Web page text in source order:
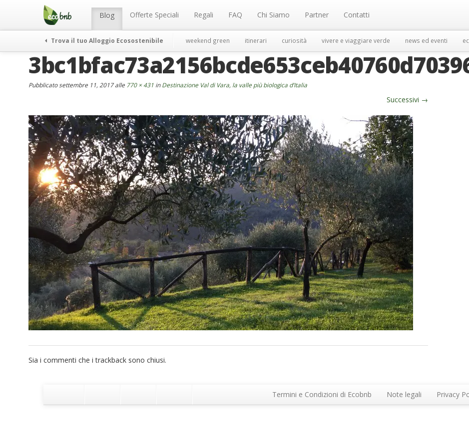
Menu Blog Offerte Speciali Regali FAQ Chi Siamo Partner Contatti
Trova il tuo Alloggio Ecosostenibile weekend green itinerari curiosità vivere e viaggiare verde news ed eventi
Pubblicatosettembre 11, 2017alle 770 × 431 inDestinazione Val di Vara, la valle più biologica d’Italia
Successivi →
Sia i commenti che i trackback sono chiusi.
Termini e Condizioni di Ecobnb Note legali Privacy